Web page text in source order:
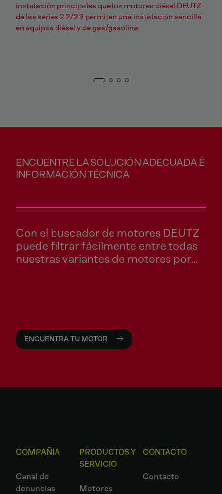
instalación principales que los motores diésel DEUTZ
de las series 2.2/2.9 permiten una instalación sencilla
en equipos diésel y de gas/gasolina.
ENCUENTRE LA SOLUCIÓN ADECUADA E
INFORMACIÓN TÉCNICA
Con el buscador de motores DEUTZ
puede filtrar fácilmente entre todas
nuestras variantes de motores por
ENCUENTRA TU MOTOR
COMPAÑIA
Canal de
denuncias
PRODUCTOS Y
SERVICIO
Motores
CONTACTO
Contacto